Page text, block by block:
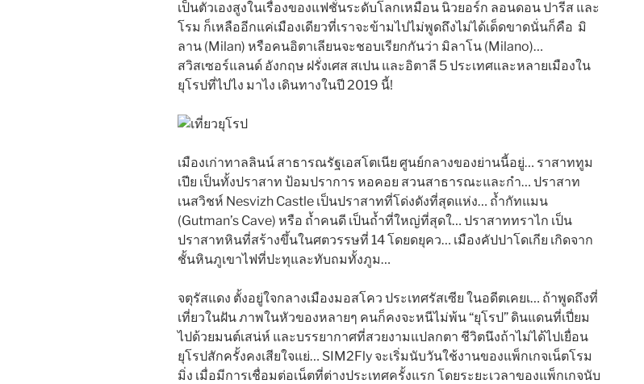
เป็นตัวเองสูงในเรื่องของแฟชั่นระดับโลกเหมือน นิวยอร์ก ลอนดอน ปารีส และ
โรม ก็เหลืออีกแค่เมืองเดียวที่เราจะข้ามไปไม่พูดถึงไม่ได้เด็ดขาดนั่นก็คือ มิ
ลาน (Milan) หรือคนอิตาเลียนจะชอบเรียกกันว่า มิลาโน (Milano)…
สวิสเซอร์แลนด์ อังกฤษ ฝรั่งเศส สเปน และอิตาลี 5 ประเทศและหลายเมืองใน
ยุโรปที่ไปไง มาไง เดินทางในปี 2019 นี้!
เมืองเก่าทาลลินน์ สาธารณรัฐเอสโตเนีย ศูนย์กลางของย่านนี้อยู่… ราสาททูม
เปีย เป็นทั้งปราสาท ป้อมปราการ หอคอย สวนสาธารณะและกำ… ปราสาท
เนสวิชห์ Nesvizh Castle เป็นปราสาทที่โด่งดังที่สุดแห่ง… ถ้ำกัทแมน
(Gutman’s Cave) หรือ ถ้ำคนดี เป็นถ้ำที่ใหญ่ที่สุดใ… ปราสาททราไก เป็น
ปราสาทหินที่สร้างขึ้นในศตวรรษที่ 14 โดยดยุคว… เมืองคัปปาโดเกีย เกิดจาก
ชั้นหินภูเขาไฟที่ปะทุและทับถมทั้งภูม…
จตุรัสแดง ตั้งอยู่ใจกลางเมืองมอสโคว ประเทศรัสเซีย ในอดีตเคยเ… ถ้าพูดถึงที่
เที่ยวในฝัน ภาพในหัวของหลายๆ คนก็คงจะหนีไม่พ้น “ยุโรป” ดินแดนที่เปี่ยม
ไปด้วยมนต์เสน่ห์ และบรรยากาศที่สวยงามแปลกตา ชีวิตนึงถ้าไม่ได้ไปเยื่อน
ยุโรปสักครั้งคงเสียใจแย่… SIM2Fly จะเริ่มนับวันใช้งานของแพ็กเกจเน็ตโรม
มิ่ง เมื่อมีการเชื่อมต่อเน็ตที่ต่างประเทศครั้งแรก โดยระยะเวลาของแพ็กเกจนับ